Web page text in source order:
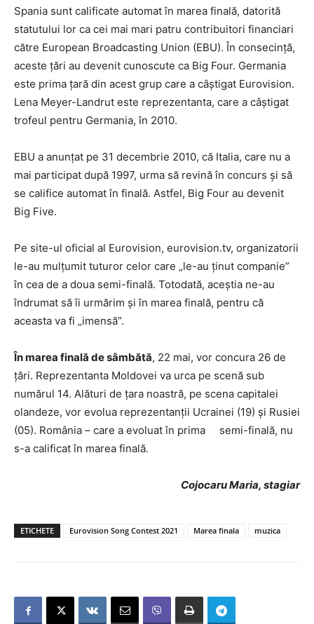
Spania sunt calificate automat în marea finală, datorită
statutului lor ca cei mai mari patru contribuitori financiari
către European Broadcasting Union (EBU). În consecință,
aceste țări au devenit cunoscute ca Big Four. Germania
este prima țară din acest grup care a câștigat Eurovision.
Lena Meyer-Landrut este reprezentanta, care a câștigat
trofeul pentru Germania, în 2010.
EBU a anunțat pe 31 decembrie 2010, că Italia, care nu a
mai participat după 1997, urma să revină în concurs și să
se califice automat în finală. Astfel, Big Four au devenit
Big Five.
Pe site-ul oficial al Eurovision, eurovision.tv, organizatorii
le-au mulțumit tuturor celor care „le-au ținut companie”
în cea de a doua semi-finală. Totodată, aceștia ne-au
îndrumat să îi urmărim și în marea finală, pentru că
aceasta va fi „imensă”.
În marea finală de sâmbătă, 22 mai, vor concura 26 de
țări. Reprezentanta Moldovei va urca pe scenă sub
numărul 14. Alături de țara noastră, pe scena capitalei
olandeze, vor evolua reprezentanții Ucrainei (19) și Rusiei
(05). România – care a evoluat în prima semi-finală, nu
s-a calificat în marea finală.
Cojocaru Maria, stagiar
ETICHETE Eurovision Song Contest 2021 Marea finala muzica